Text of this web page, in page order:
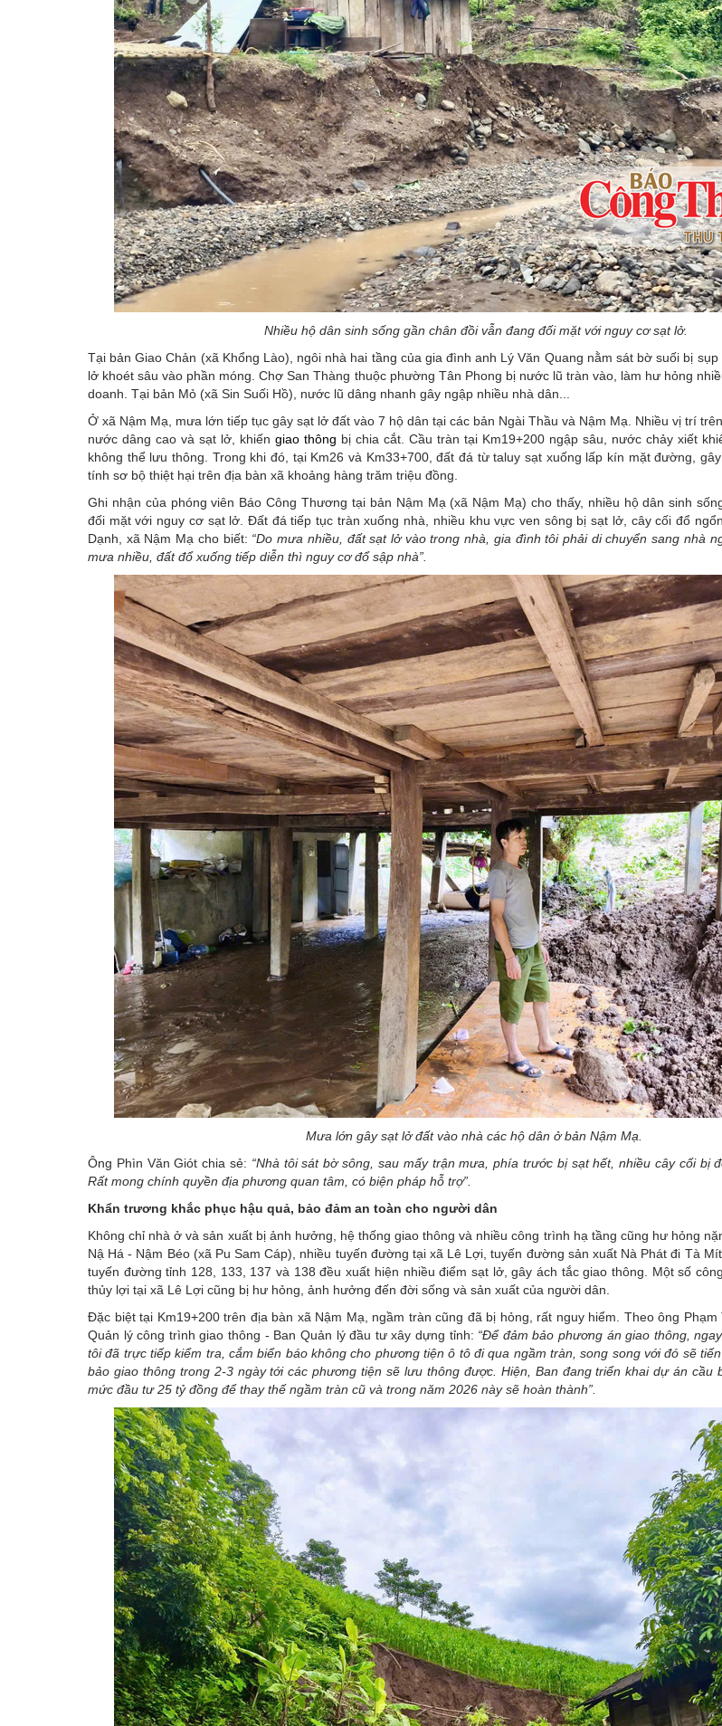
Nhiều hộ dân sinh sống gần chân đồi vẫn đang đối mặt với nguy cơ sạt lở.
Tại bản Giao Chản (xã Khổng Lào), ngôi nhà hai tầng của gia đình anh Lý Văn Quang nằm sát bờ suối bị
lở khoét sâu vào phần móng. Chợ San Thàng thuộc phường Tân Phong bị nước lũ tràn vào, làm hư hỏng
doanh. Tại bản Mỏ (xã Sin Suối Hồ), nước lũ dâng nhanh gây ngập nhiều nhà dân...
Ở xã Nậm Mạ, mưa lớn tiếp tục gây sạt lở đất vào 7 hộ dân tại các bản Ngài Thầu và Nậm Mạ. Nhiều vị trí
nước dâng cao và sạt lở, khiến giao thông bị chia cắt. Cầu tràn tại Km19+200 ngập sâu, nước chảy xiết
không thể lưu thông. Trong khi đó, tại Km26 và Km33+700, đất đá từ taluy sạt xuống lấp kín mặt đường,
tính sơ bộ thiệt hại trên địa bàn xã khoảng hàng trăm triệu đồng.
Ghi nhận của phóng viên Báo Công Thương tại bản Nậm Mạ (xã Nậm Mạ) cho thấy, nhiều hộ dân sinh
đối mặt với nguy cơ sạt lở. Đất đá tiếp tục tràn xuống nhà, nhiều khu vực ven sông bị sạt lở, cây cối đổ
Dạnh, xã Nậm Mạ cho biết: “Do mưa nhiều, đất sạt lở vào trong nhà, gia đình tôi phải di chuyển sang nhà
mưa nhiều, đất đổ xuống tiếp diễn thì nguy cơ đổ sập nhà”.
Mưa lớn gây sạt lở đất vào nhà các hộ dân ở bản Nậm Mạ.
Ông Phìn Văn Giót chia sẻ: “Nhà tôi sát bờ sông, sau mấy trận mưa, phía trước bị sạt hết, nhiều cây cối bị
Rất mong chính quyền địa phương quan tâm, có biện pháp hỗ trợ”.
Khẩn trương khắc phục hậu quả, bảo đảm an toàn cho người dân
Không chỉ nhà ở và sản xuất bị ảnh hưởng, hệ thống giao thông và nhiều công trình hạ tầng cũng hư hỏng
Nậ Há - Nậm Béo (xã Pu Sam Cáp), nhiều tuyến đường tại xã Lê Lợi, tuyến đường sản xuất Nà Phát đi Tà
tuyến đường tỉnh 128, 133, 137 và 138 đều xuất hiện nhiều điểm sạt lở, gây ách tắc giao thông. Một số
thủy lợi tại xã Lê Lợi cũng bị hư hỏng, ảnh hưởng đến đời sống và sản xuất của người dân.
Đặc biệt tại Km19+200 trên địa bàn xã Nậm Mạ, ngầm tràn cũng đã bị hỏng, rất nguy hiểm. Theo ông Phạm
Quản lý công trình giao thông - Ban Quản lý đầu tư xây dựng tỉnh: “Để đảm bảo phương án giao thông,
tôi đã trực tiếp kiểm tra, cắm biển báo không cho phương tiện ô tô đi qua ngầm tràn, song song với đó sẽ
bảo giao thông trong 2-3 ngày tới các phương tiện sẽ lưu thông được. Hiện, Ban đang triển khai dự án cầu
mức đầu tư 25 tỷ đồng để thay thế ngầm tràn cũ và trong năm 2026 này sẽ hoàn thành”.